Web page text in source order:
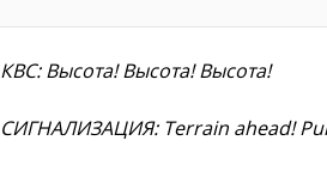
КВС: Высота! Высота! Высота!
СИГНАЛИЗАЦИЯ: Terrain ahead!